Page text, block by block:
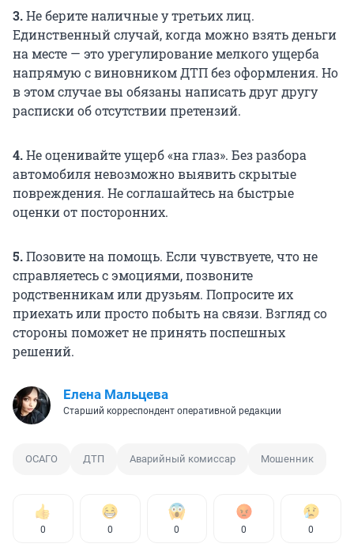
3.Не берите наличные у третьих лиц.
Единственный случай, когда можно взять деньги
на месте — это урегулирование мелкого ущерба
напрямую с виновником ДТП без оформления. Но
в этом случае вы обязаны написать друг другу
расписки об отсутствии претензий.
4.Не оценивайте ущерб «на глаз». Без разбора
автомобиля невозможно выявить скрытые
повреждения. Не соглашайтесь на быстрые
оценки от посторонних.
5.Позовите на помощь. Если чувствуете, что не
справляетесь с эмоциями, позвоните
родственникам или друзьям. Попросите их
приехать или просто побыть на связи. Взгляд со
стороны поможет не принять поспешных
решений.
Елена Мальцева
Старший корреспондент оперативной редакции
ОСАГО ДТП Аварийный комиссар Мошенник
0 0 0 0 0